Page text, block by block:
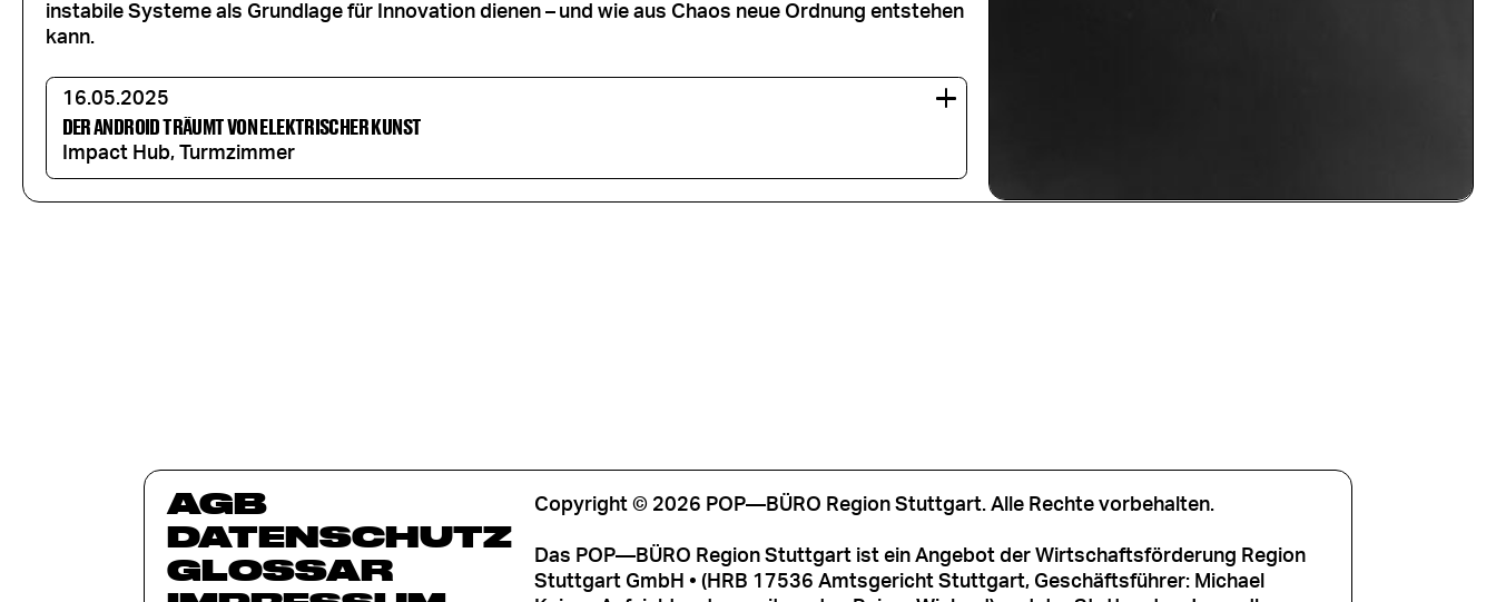
instabile Systeme als Grundlage für Innovation dienen – und wie aus Chaos neue Ordnung entstehen
kann.
16.05.2025
DER ANDROID TRÄUMT VON ELEKTRISCHER KUNST
Impact Hub, Turmzimmer
AGB
DATENSCHUTZ
GLOSSAR
Copyright © 2026 POP—BÜRO Region Stuttgart. Alle Rechte vorbehalten.
Das POP—BÜRO Region Stuttgart ist ein Angebot der Wirtschaftsförderung Region
Stuttgart GmbH • (HRB 17536 Amtsgericht Stuttgart, Geschäftsführer: Michael